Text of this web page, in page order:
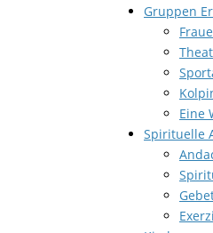
Gruppen
Eine
Spirituelle